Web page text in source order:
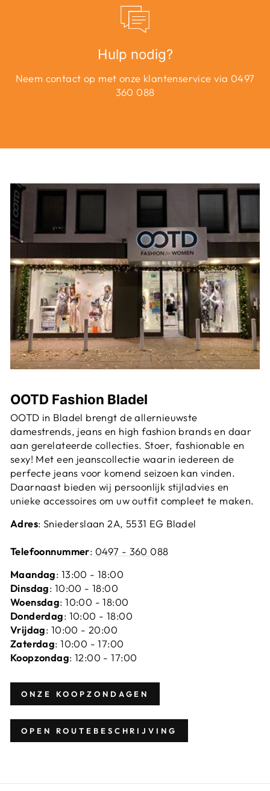
Hulp nodig?
Neem contact op met onze klantenservice via 0497
360 088
OOTD Fashion Bladel
OOTD in Bladel brengt de allernieuwste
damestrends, jeans en high fashion brands en daar
aan gerelateerde collecties. Stoer, fashionable en
sexy! Met een jeanscollectie waarin iedereen de
perfecte jeans voor komend seizoen kan vinden.
Daarnaast bieden wij persoonlijk stijladvies en
unieke accessoires om uw outfit compleet te maken.
Adres: Sniederslaan 2A, 5531 EG Bladel
Telefoonnummer: 0497 - 360 088
Maandag: 13:00 - 18:00
Dinsdag: 10:00 - 18:00
Woensdag: 10:00 - 18:00
Donderdag: 10:00 - 18:00
Vrijdag: 10:00 - 20:00
Zaterdag: 10:00 - 17:00
Koopzondag: 12:00 - 17:00
ONZE KOOPZONDAGEN
OPEN ROUTEBESCHRIJVING